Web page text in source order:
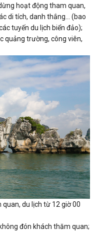
hoạt động tham quan,
di tích, danh thắng... (bao
tuyến du lịch biển đảo);
quảng trường, công viên,
du lịch từ 12 giờ 00
đón khách thăm quan;